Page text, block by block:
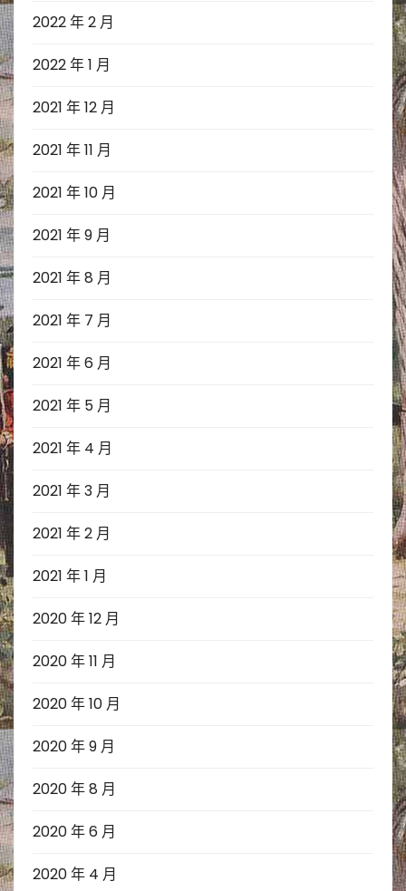
2022 年 2 月
2022 年 1 月
2021 年 12 月
2021 年 11 月
2021 年 10 月
2021 年 9 月
2021 年 8 月
2021 年 7 月
2021 年 6 月
2021 年 5 月
2021 年 4 月
2021 年 3 月
2021 年 2 月
2021 年 1 月
2020 年 12 月
2020 年 11 月
2020 年 10 月
2020 年 9 月
2020 年 8 月
2020 年 6 月
2020 年 4 月